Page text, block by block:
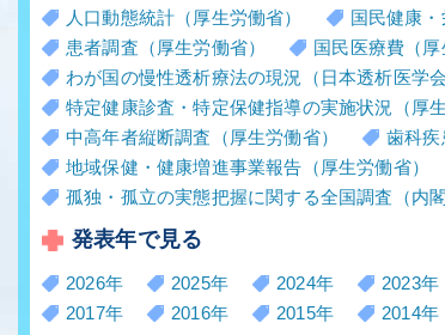
人口動態統計（厚生労働省）
国民健康・
患者調査（厚生労働省）
国民医療費（厚
わが国の慢性透析療法の現況（日本透析医学会
特定健康診査・特定保健指導の実施状況（厚生
中高年者縦断調査（厚生労働省）
歯科疾
地域保健・健康増進事業報告（厚生労働省）
孤独・孤立の実態把握に関する全国調査（内閣
発表年で見る
2026年 2025年 2024年 2023年
2017年
2016年 2015年 2014年